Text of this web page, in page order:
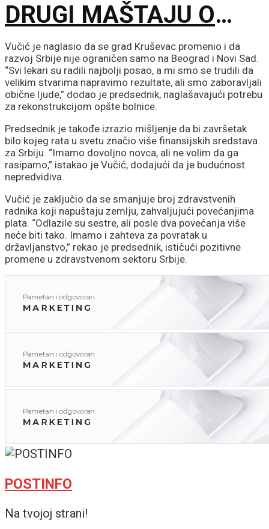
DRUGI MAŠTAJU O
NJEMU
Vučić je naglasio da se grad Kruševac promenio i da
razvoj Srbije nije ograničen samo na Beograd i Novi Sad.
“Svi lekari su radili najbolji posao, a mi smo se trudili da
velikim stvarima napravimo rezultate, ali smo zaboravljali
obične ljude,” dodao je predsednik, naglašavajući potrebu
za rekonstrukcijom opšte bolnice.
Predsednik je takođe izrazio mišljenje da bi završetak
bilo kojeg rata u svetu značio više finansijskih sredstava
za Srbiju. “Imamo dovoljno novca, ali ne volim da ga
rasipamo,” istakao je Vučić, dodajući da je budućnost
nepredvidiva.
Vučić je zaključio da se smanjuje broj zdravstvenih
radnika koji napuštaju zemlju, zahvaljujući povećanjima
plata. “Odlazile su sestre, ali posle dva povećanja više
neće biti tako. Imamo i zahteva za povratak u
državljanstvo,” rekao je predsednik, ističući pozitivne
promene u zdravstvenom sektoru Srbije.
POSTINFO
Na tvojoj strani!